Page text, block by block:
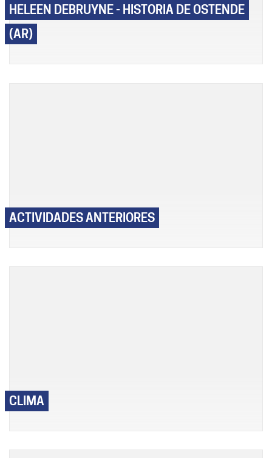
HELEEN DEBRUYNE - HISTORIA DE OSTENDE
(AR)
ACTIVIDADES ANTERIORES
CLIMA